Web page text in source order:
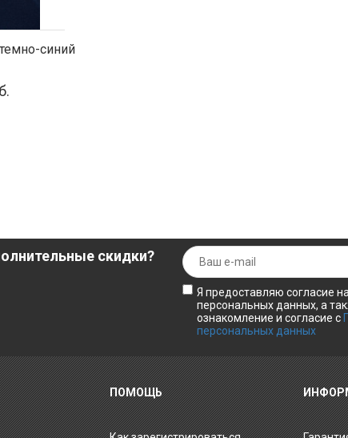
синий
скидки?
Я предоставляю согласие
персональных данных, а
ознакомление и согласие с
персональных данных
ПОМОЩЬ